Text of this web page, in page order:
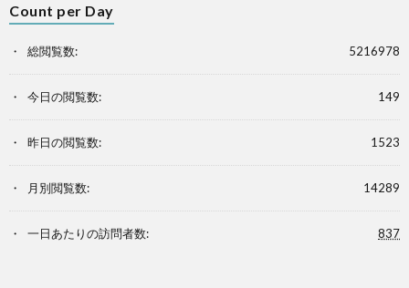
Count per Day
5216978
総閲覧数:
149
今日の閲覧数:
1523
昨日の閲覧数:
14289
月別閲覧数:
837
一日あたりの訪問者数: